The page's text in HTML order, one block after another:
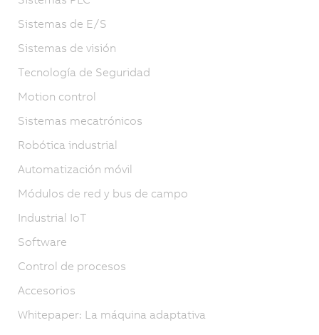
Sistemas de E/S
Sistemas de visión
Tecnología de Seguridad
Motion control
Sistemas mecatrónicos
Robótica industrial
Automatización móvil
Módulos de red y bus de campo
Industrial IoT
Software
Control de procesos
Accesorios
Whitepaper: La máquina adaptativa